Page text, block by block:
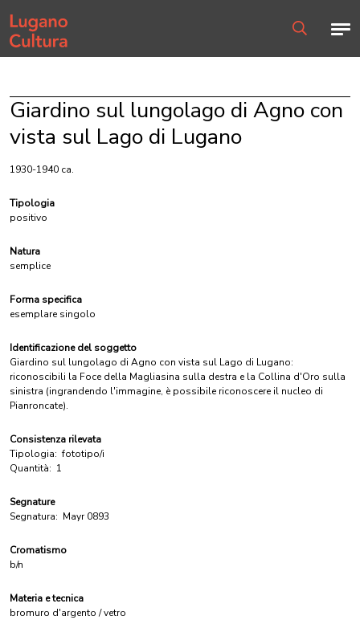
Home page
Giardino sul lungolago di Agno con
vista sul Lago di Lugano
1930-1940 ca.
Tipologia
positivo
Natura
semplice
Forma specifica
esemplare singolo
Identificazione del soggetto
Giardino sul lungolago di Agno con vista sul Lago di Lugano:
riconoscibili la Foce della Magliasina sulla destra e la Collina d'Oro sulla
sinistra (ingrandendo l'immagine, è possibile riconoscere il nucleo di
Pianroncate).
Consistenza rilevata
Tipologia: fototipo/i
Quantità: 1
Segnature
Segnatura: Mayr 0893
Cromatismo
b/n
Materia e tecnica
bromuro d'argento / vetro